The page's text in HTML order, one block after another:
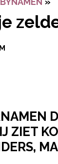
ZIET